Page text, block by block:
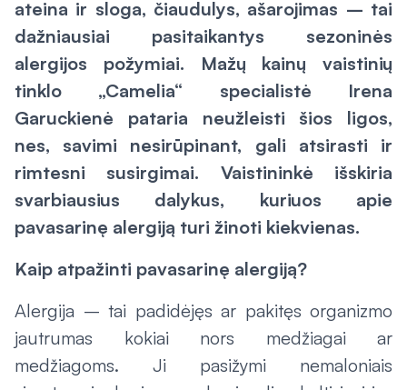
ateina ir sloga, čiaudulys, ašarojimas – tai
dažniausiai pasitaikantys sezoninės
alergijos požymiai. Mažų kainų vaistinių
tinklo „Camelia“ specialistė Irena
Garuckienė pataria neužleisti šios ligos,
nes, savimi nesirūpinant, gali atsirasti ir
rimtesni susirgimai. Vaistininkė išskiria
svarbiausius dalykus, kuriuos apie
pavasarinę alergiją turi žinoti kiekvienas.
Kaip atpažinti pavasarinę alergiją?
Alergija – tai padidėjęs ar pakitęs organizmo
jautrumas kokiai nors medžiagai ar
medžiagoms. Ji pasižymi nemaloniais